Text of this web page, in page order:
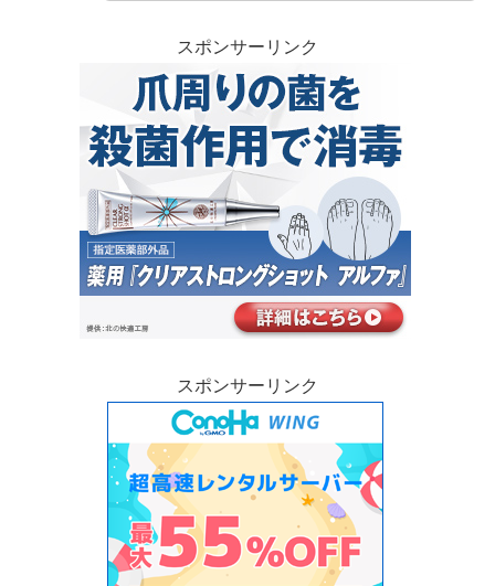
スポンサーリンク
スポンサーリンク